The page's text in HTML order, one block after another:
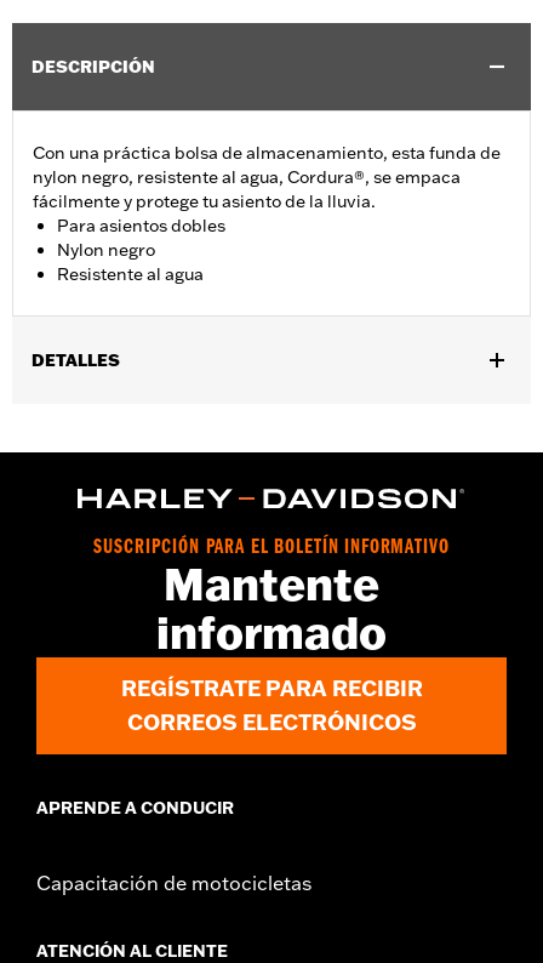
DESCRIPCIÓN
Con una práctica bolsa de almacenamiento, esta funda de
nylon negro, resistente al agua, Cordura®, se empaca
fácilmente y protege tu asiento de la lluvia.
Para asientos dobles
Nylon negro
Resistente al agua
DETALLES
Resistente al agua:Sí
1 año de garantía limitada – Consulta
para más información
No usar mientras se conduce, ya que podría causar
lesiones graves o la muerte.
SUSCRIPCIÓN PARA EL BOLETÍN INFORMATIVO
Mantente
informado
REGÍSTRATE PARA RECIBIR
CORREOS ELECTRÓNICOS
APRENDE A CONDUCIR
Capacitación de motocicletas
ATENCIÓN AL CLIENTE